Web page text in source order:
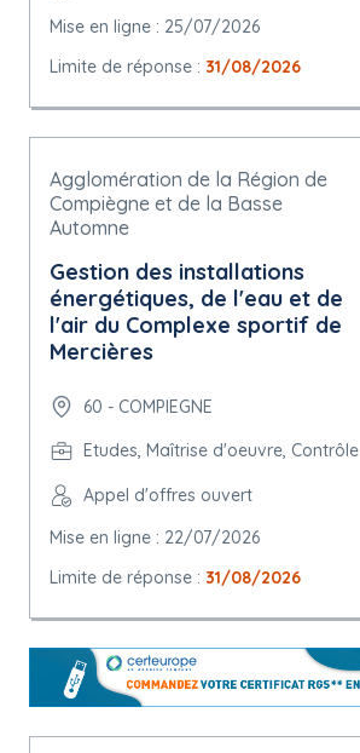
Mise en ligne : 25/07/2026
Limite de réponse : 31/08/2026
Agglomération de la Région de
Compiègne et de la Basse
Automne
Gestion des installations
énergétiques, de l'eau et de
l'air du Complexe sportif de
Mercières
60 - COMPIEGNE
Etudes, Maîtrise d'oeuvre, Contrôle
Appel d'offres ouvert
Mise en ligne : 22/07/2026
Limite de réponse : 31/08/2026